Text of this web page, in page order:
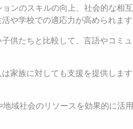
ンのスキルの向上、社会的な相
や学校での適応力が高められます
供たちと比較して、言語やコミ
家族に対しても支援を提供しま
域社会のリソースを効果的に活